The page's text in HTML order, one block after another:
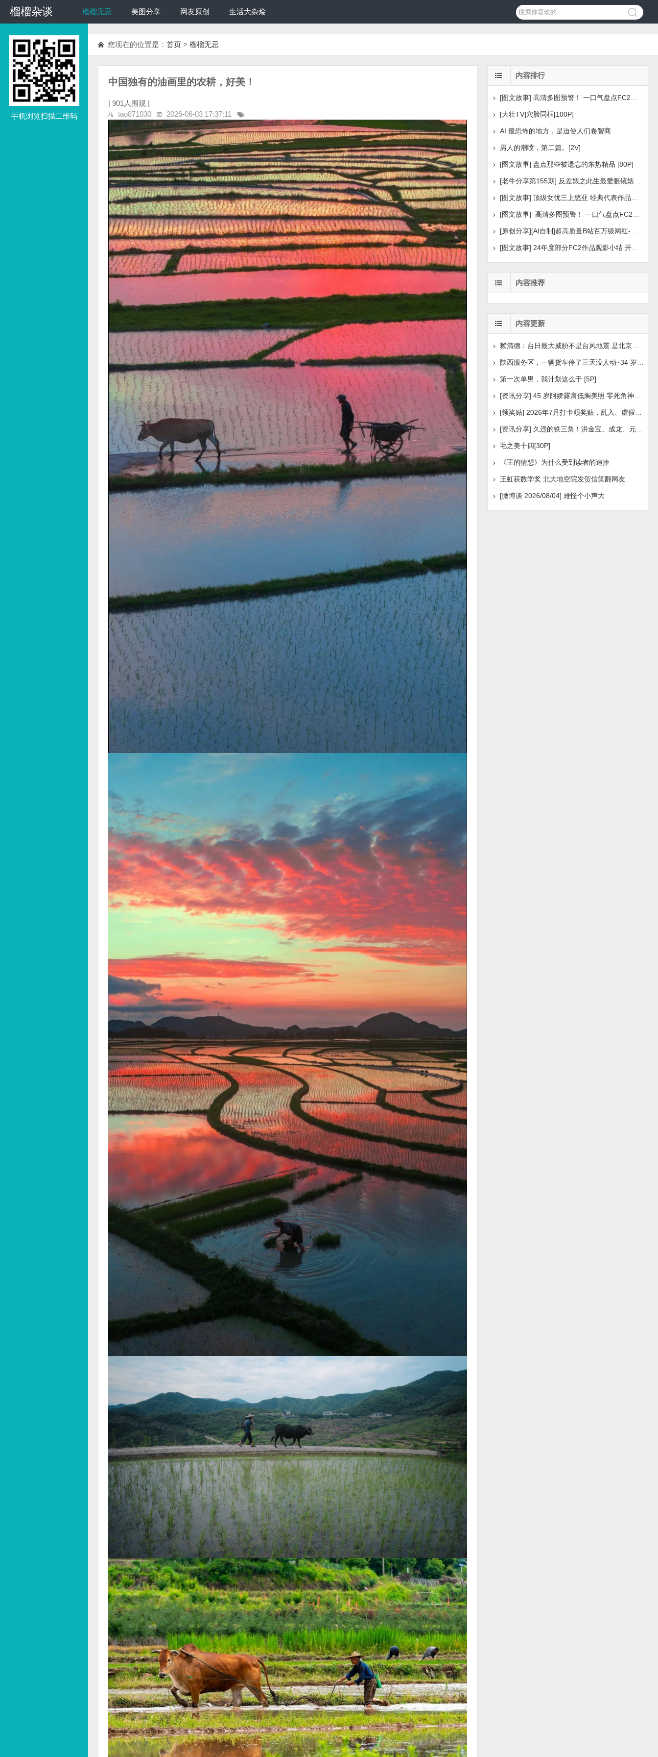
榴榴杂谈
榴榴杂谈 榴榴无忌 美图分享 网友原创 生活大杂烩
手机浏览扫描二维码
您现在的位置是： 首页 > 榴榴无忌
中国独有的油画里的农耕，好美！
| 901人围观 |
tao871030
2026-06-03 17:37:11
内容排行
[大壮TV]穴脸同框[100P]
AI 最恐怖的地方，是迫使人们卷智商
男人的潮喷，第二篇。[2V]
[图文故事] 盘点那些被遗忘的东热精品 [80P]
[图文故事] 24年度部分FC2作品观影小结 开年王炸后续
内容推荐
内容更新
赖清德：台日最大威胁不是台风地震 是北京侵扰胁迫
第一次单男，我计划这么干 [5P]
[资讯分享] 久违的铁三角！洪金宝、成龙、元彪最新合照
毛之美十四[30P]
《王的猜想》为什么受到读者的追捧
王虹获数学奖 北大地空院发贺信笑翻网友
[微博谈 2026/08/04] 难怪个小声大